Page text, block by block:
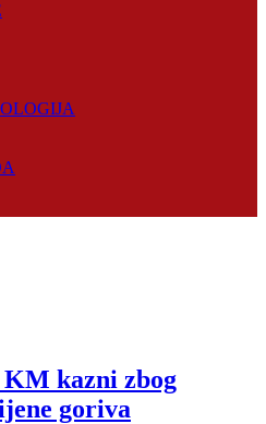
KM kazni zbog
goriva